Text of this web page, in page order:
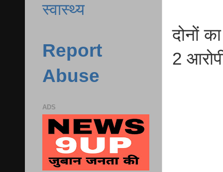
दोनों
2
स्वास्थ्य
Report
Abuse
ADS